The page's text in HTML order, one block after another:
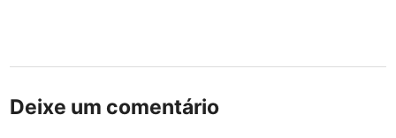
Deixe um comentário